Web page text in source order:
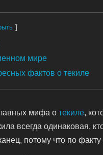
мире
фактов о текиле
мифа отекиле,
всегда одинаковая,
потому что по факту